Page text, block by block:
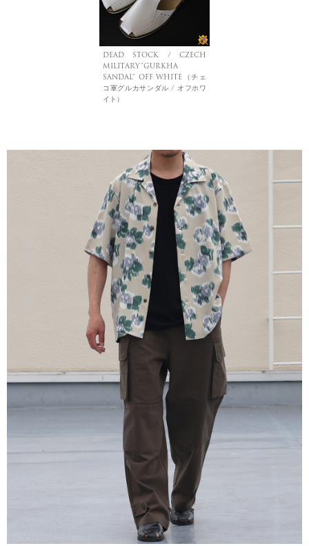
DEAD STOCK / CZECH
MILITARY”GURKHA
SANDAL” OFF WHITE（チェ
コ軍グルカサンダル / オフホワ
イト）